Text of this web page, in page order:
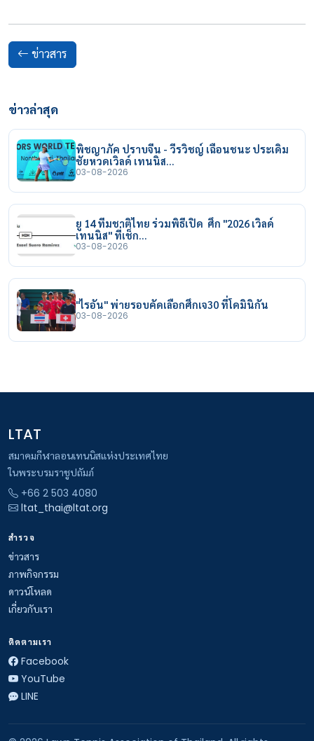
ข่าวสาร
ข่าวล่าสุด
พิชญาภัค ปราบจีน - วีรวิชญ์ เฉือนชนะ ประเดิม
ชัยหวดเวิลด์ เทนนิส…
03-08-2026
ยู 14 ทีมชาติไทย ร่วมพิธีเปิด ศึก "2026 เวิลด์
เทนนิส" ที่เช็ก…
03-08-2026
"ไรอัน" พ่ายรอบคัดเลือกศึกเจ30 ที่โดมินิกัน
03-08-2026
LTAT
สมาคมกีฬาลอนเทนนิสแห่งประเทศไทย
ในพระบรมราชูปถัมภ์
+66 2 503 4080
ltat_thai@ltat.org
สำรวจ
ข่าวสาร
ภาพกิจกรรม
ดาวน์โหลด
เกี่ยวกับเรา
ติดตามเรา
Facebook
YouTube
LINE